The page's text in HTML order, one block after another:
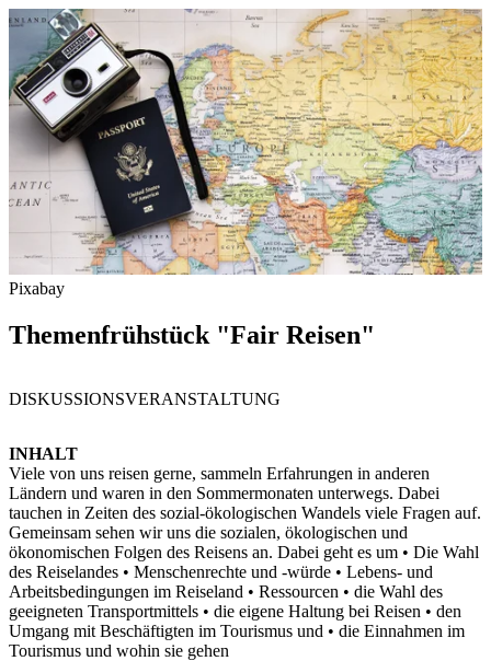
Pixabay
Themenfrühstück "Fair Reisen"
DISKUSSIONSVERANSTALTUNG
INHALT
Viele von uns reisen gerne, sammeln Erfahrungen in anderen
Ländern und waren in den Sommermonaten unterwegs. Dabei
tauchen in Zeiten des sozial-ökologischen Wandels viele Fragen auf.
Gemeinsam sehen wir uns die sozialen, ökologischen und
ökonomischen Folgen des Reisens an. Dabei geht es um • Die Wahl
des Reiselandes • Menschenrechte und -würde • Lebens- und
Arbeitsbedingungen im Reiseland • Ressourcen • die Wahl des
geeigneten Transportmittels • die eigene Haltung bei Reisen • den
Umgang mit Beschäftigten im Tourismus und • die Einnahmen im
Tourismus und wohin sie gehen